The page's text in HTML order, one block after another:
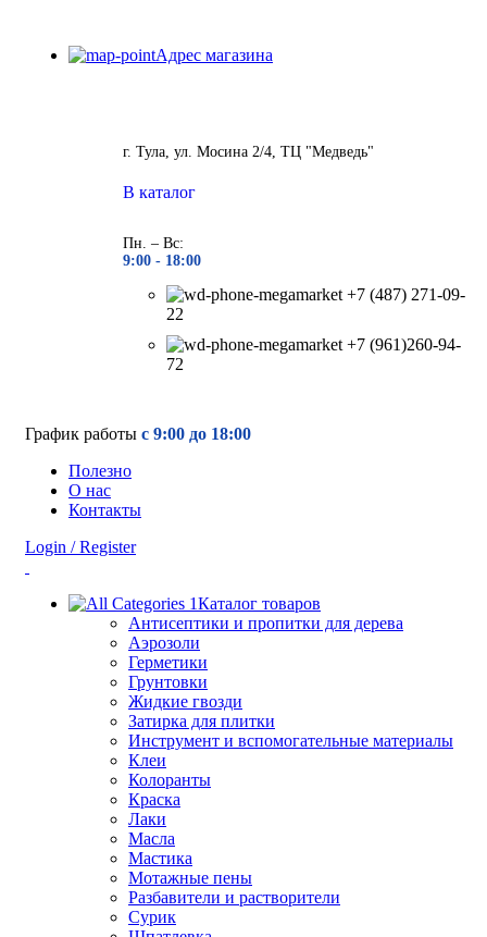
Адрес магазина
г. Тула, ул. Мосина 2/4, ТЦ "Медведь"
В каталог
Пн. – Вс:
9:00 - 18:00
+7 (487) 271-09-
22
+7 (961)260-94-
72
График работы с 9:00 до 18:00
Полезно
О нас
Контакты
Login / Register
Каталог товаров
Антисептики и пропитки для дерева
Аэрозоли
Герметики
Грунтовки
Жидкие гвозди
Затирка для плитки
Инструмент и вспомогательные материалы
Клеи
Колоранты
Краска
Лаки
Масла
Мастика
Мотажные пены
Разбавители и растворители
Сурик